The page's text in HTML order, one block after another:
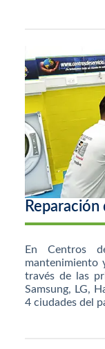
Reparación
En Centros
mantenimiento
través de las
Samsung, LG,
4 ciudades del